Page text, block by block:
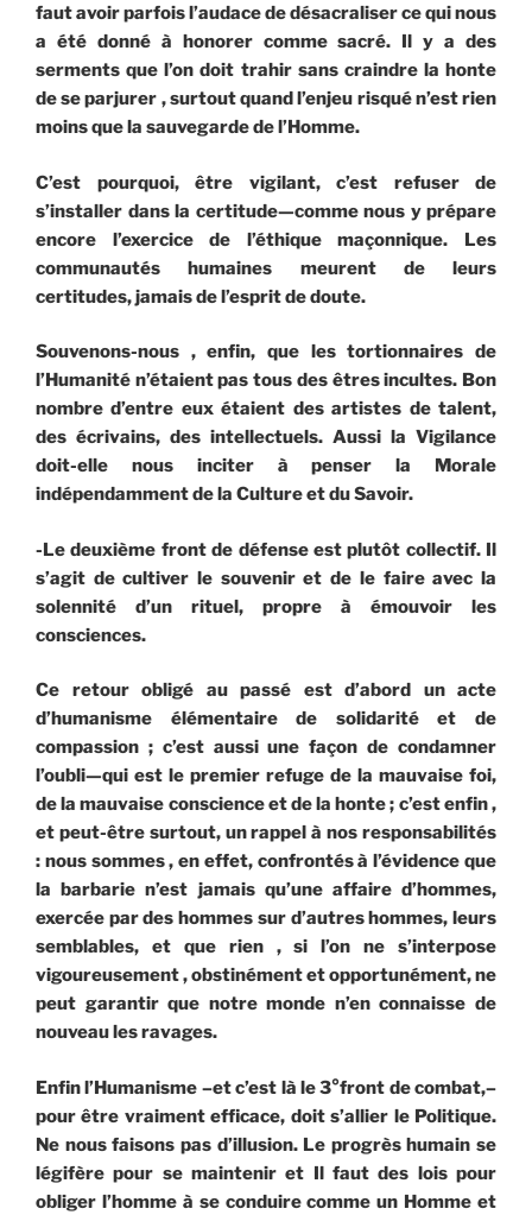
faut avoir parfois l’audace de désacraliser ce qui nous
a été donné à honorer comme sacré. Il y a des
serments que l’on doit trahir sans craindre la honte
de se parjurer , surtout quand l’enjeu risqué n’est rien
moins que la sauvegarde de l’Homme.
C’est pourquoi, être vigilant, c’est refuser de
s’installer dans la certitude—comme nous y prépare
encore l’exercice de l’éthique maçonnique. Les
communautés humaines meurent de leurs
certitudes, jamais de l’esprit de doute.
Souvenons-nous , enfin, que les tortionnaires de
l’Humanité n’étaient pas tous des êtres incultes. Bon
nombre d’entre eux étaient des artistes de talent,
des écrivains, des intellectuels. Aussi la Vigilance
doit-elle nous inciter à penser la Morale
indépendamment de la Culture et du Savoir.
-Le deuxième front de défense est plutôt collectif. Il
s’agit de cultiver le souvenir et de le faire avec la
solennité d’un rituel, propre à émouvoir les
consciences.
Ce retour obligé au passé est d’abord un acte
d’humanisme élémentaire de solidarité et de
compassion ; c’est aussi une façon de condamner
l’oubli—qui est le premier refuge de la mauvaise foi,
de la mauvaise conscience et de la honte ; c’est enfin ,
et peut-être surtout, un rappel à nos responsabilités
: nous sommes , en effet, confrontés à l’évidence que
la barbarie n’est jamais qu’une affaire d’hommes,
exercée par des hommes sur d’autres hommes, leurs
semblables, et que rien , si l’on ne s’interpose
vigoureusement , obstinément et opportunément, ne
peut garantir que notre monde n’en connaisse de
nouveau les ravages.
Enfin l’Humanisme –et c’est là le 3°front de combat,–
pour être vraiment efficace, doit s’allier le Politique.
Ne nous faisons pas d’illusion. Le progrès humain se
légifère pour se maintenir et Il faut des lois pour
obliger l’homme à se conduire comme un Homme et